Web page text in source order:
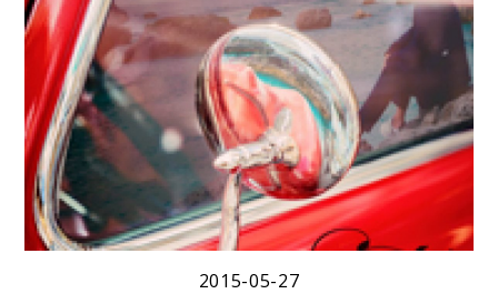
菅野和也「ONE」CM on Youtube
菅野和也「ONE」商品情報
2015-05-27